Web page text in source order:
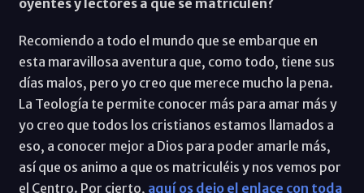
Recomiendo a todo el mundo que se embarque en
esta maravillosa aventura que, como todo, tiene sus
días malos, pero yo creo que merece mucho la pena.
La Teología te permite conocer más para amar más y
yo creo que todos los cristianos estamos llamados a
eso, a conocer mejor a Dios para poder amarle más,
así que os animo a que os matriculéis y nos vemos por
el Centro. Por cierto, aquí os dejo el enlace con toda